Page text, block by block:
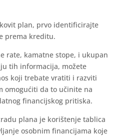
plan, prvo identificirajte
prema kreditu.
rate, kamatne stope, i ukupan
tih informacija, možete
koji trebate vratiti i razviti
omogućiti da to učinite na
financijskog pritiska.
plana je korištenje tablica
osobnim financijama koje